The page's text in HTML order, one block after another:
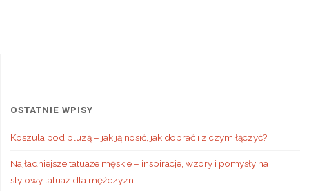
OSTATNIE WPISY
Koszula pod bluzą – jak ją nosić, jak dobrać i z czym łączyć?
Najładniejsze tatuaże męskie – inspiracje, wzory i pomysły na
stylowy tatuaż dla mężczyzn